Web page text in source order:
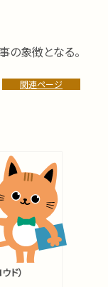
の象徴となる。
関連ページ
ド）